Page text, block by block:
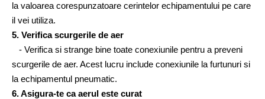
la valoarea corespunzatoare cerintelor echipamentului pe care
il vei utiliza.
5. Verifica scurgerile de aer
- Verifica si strange bine toate conexiunile pentru a preveni
scurgerile de aer. Acest lucru include conexiunile la furtunuri si
la echipamentul pneumatic.
6. Asigura-te ca aerul este curat